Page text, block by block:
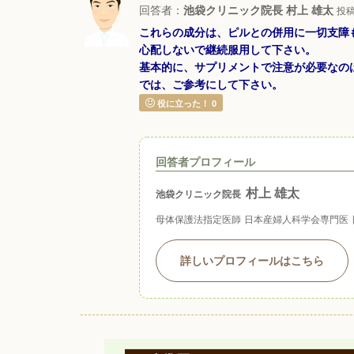
回答者： 池袋クリニック院長 村上 雄太 投
これらの成分は、ピルとの併用に一切支障
心配しないで継続服用して下さい。
基本的に、サプリメントで注意が必要な
では、ご参考にして下さい。
役に立った！ 0
回答者プロフィール
池袋クリニック院長 村上 雄太
母体保護法指定医師 日本産婦人科学会専門医
詳しいプロフィールはこちら